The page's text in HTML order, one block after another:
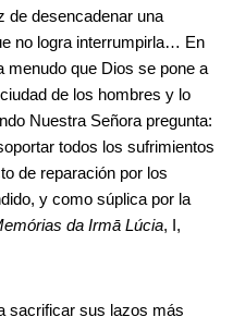
de desencadenar una
no logra interrumpirla… En
menudo que Dios se pone a
de los hombres y lo
Nuestra Señora pregunta:
todos los sufrimientos
de reparación por los
y como súplica por la
da Irmā Lúcia, I,
sacrificar sus lazos más